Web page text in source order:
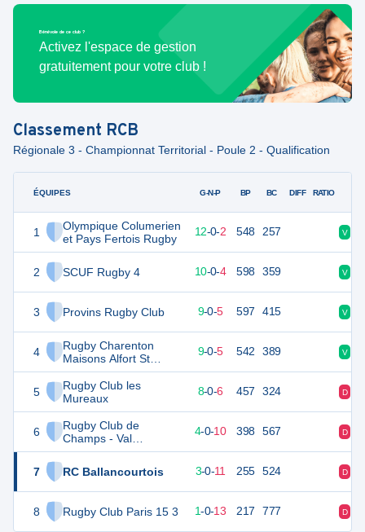
Bénévole de ce club ?
Activez l'espace de gestion
gratuitement pour votre club !
Classement RCB
Régionale 3 - Championnat Territorial - Poule 2 - Qualification
ÉQUIPES
1
Olympique Columerien
et Pays Fertois Rugby
2 SCUF Rugby 4
3 Provins Rugby Club
4
Rugby Charenton
Maisons Alfort St
Maurice
5
Rugby Club les
Mureaux
6
Rugby Club de
Champs - Val
Maubuee
7
RC Ballancourtois
8 Rugby Club Paris 15 3
G-N-P BP BC DIFF RATIO
59 14 12-0-2 548 257 V
10-0-4 598 359 V
47 9-0-5 597 415 V
46 9-0-5 542 389 V
8-0-6 457 324 D
4-0-10 398 567 D
15 3-0-11 255 524 D
6 14 1-0-13 217 777 D